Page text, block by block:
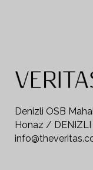
Denizli OSB
Honaz / DENIZLI